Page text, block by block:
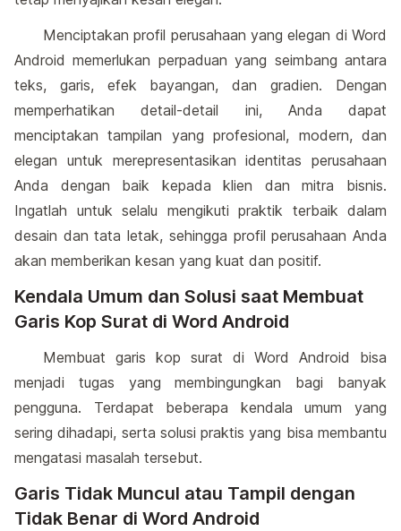
Menciptakan profil perusahaan yang elegan di Word
Android memerlukan perpaduan yang seimbang antara
teks, garis, efek bayangan, dan gradien. Dengan
memperhatikan detail-detail ini, Anda dapat
menciptakan tampilan yang profesional, modern, dan
elegan untuk merepresentasikan identitas perusahaan
Anda dengan baik kepada klien dan mitra bisnis.
Ingatlah untuk selalu mengikuti praktik terbaik dalam
desain dan tata letak, sehingga profil perusahaan Anda
akan memberikan kesan yang kuat dan positif.
Kendala Umum dan Solusi saat Membuat
Garis Kop Surat di Word Android
Membuat garis kop surat di Word Android bisa
menjadi tugas yang membingungkan bagi banyak
pengguna. Terdapat beberapa kendala umum yang
sering dihadapi, serta solusi praktis yang bisa membantu
mengatasi masalah tersebut.
Garis Tidak Muncul atau Tampil dengan
Tidak Benar di Word Android